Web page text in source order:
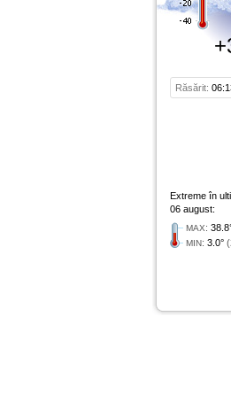
Răsărit:
Extreme în
06 august:
MAX:
MIN: 3.0°